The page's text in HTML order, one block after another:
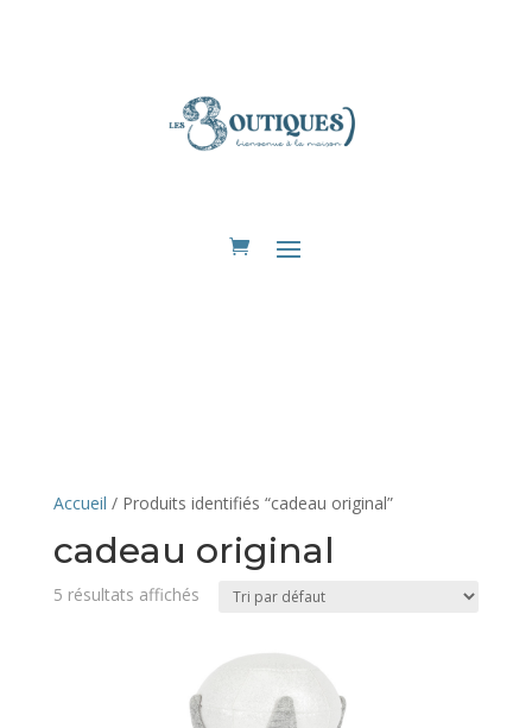
Accueil / Produits identifiés “cadeau original”
cadeau original
5 résultats affichés